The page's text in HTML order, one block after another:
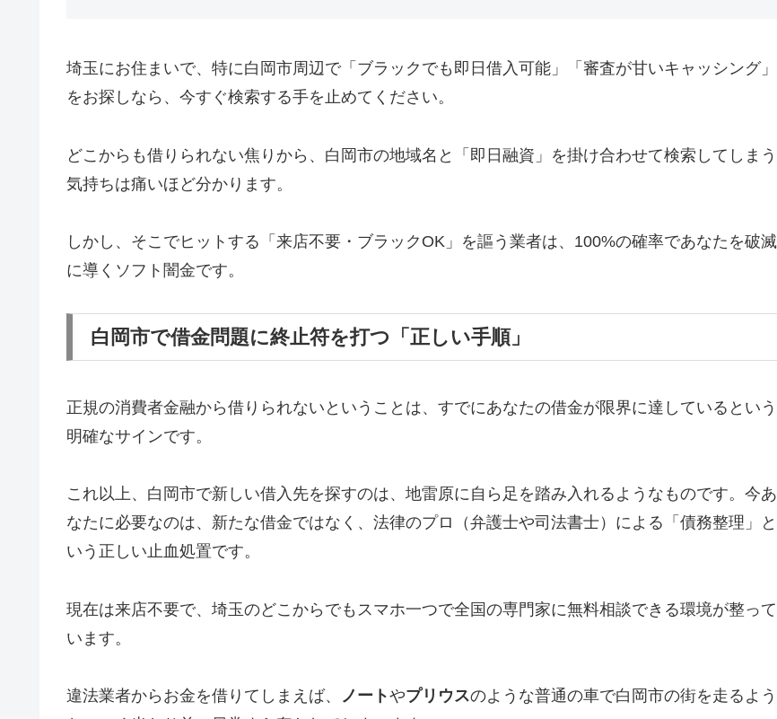
埼玉にお住まいで、特に白岡市周辺で「ブラックでも即日借入可能」「審査が甘いキャッシング」
をお探しなら、今すぐ検索する手を止めてください。
どこからも借りられない焦りから、白岡市の地域名と「即日融資」を掛け合わせて検索してしまう
気持ちは痛いほど分かります。
しかし、そこでヒットする「来店不要・ブラックOK」を謳う業者は、100%の確率であなたを破滅
に導くソフト闇金です。
白岡市で借金問題に終止符を打つ「正しい手順」
正規の消費者金融から借りられないということは、すでにあなたの借金が限界に達しているという
明確なサインです。
これ以上、白岡市で新しい借入先を探すのは、地雷原に自ら足を踏み入れるようなものです。今あ
なたに必要なのは、新たな借金ではなく、法律のプロ（弁護士や司法書士）による「債務整理」と
いう正しい止血処置です。
現在は来店不要で、埼玉のどこからでもスマホ一つで全国の専門家に無料相談できる環境が整って
います。
違法業者からお金を借りてしまえば、 ノートやプリウスのような普通の車で白岡市の街を走るよう